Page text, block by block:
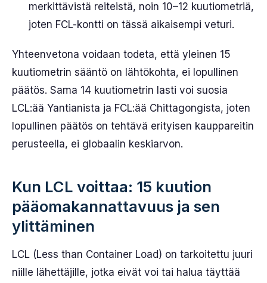
merkittävistä reiteistä, noin 10–12 kuutiometriä,
joten FCL-kontti on tässä aikaisempi veturi.
Yhteenvetona voidaan todeta, että yleinen 15
kuutiometrin sääntö on lähtökohta, ei lopullinen
päätös. Sama 14 kuutiometrin lasti voi suosia
LCL:ää Yantianista ja FCL:ää Chittagongista, joten
lopullinen päätös on tehtävä erityisen kauppareitin
perusteella, ei globaalin keskiarvon.
Kun LCL voittaa: 15 kuution
pääomakannattavuus ja sen
ylittäminen
LCL (Less than Container Load) on tarkoitettu juuri
niille lähettäjille, jotka eivät voi tai halua täyttää